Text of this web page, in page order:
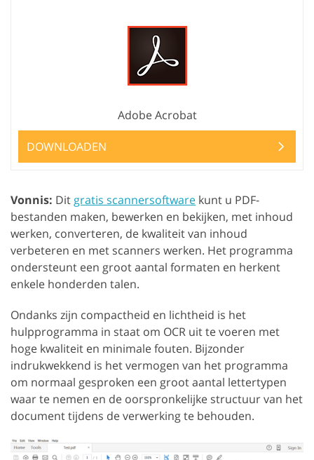
Adobe Acrobat
DOWNLOADEN
Vonnis: Dit gratis scannersoftware kunt u PDF-
bestanden maken, bewerken en bekijken, met inhoud
werken, converteren, de kwaliteit van inhoud
verbeteren en met scanners werken. Het programma
ondersteunt een groot aantal formaten en herkent
enkele honderden talen.
Ondanks zijn compactheid en lichtheid is het
hulpprogramma in staat om OCR uit te voeren met
hoge kwaliteit en minimale fouten. Bijzonder
indrukwekkend is het vermogen van het programma
om normaal gesproken een groot aantal lettertypen
waar te nemen en de oorspronkelijke structuur van het
document tijdens de verwerking te behouden.